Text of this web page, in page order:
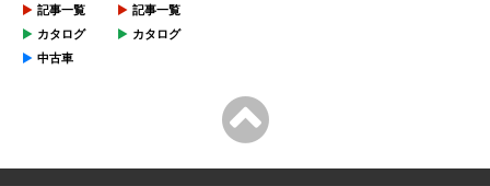
記事一覧
カタログ
中古車
記事一覧
カタログ